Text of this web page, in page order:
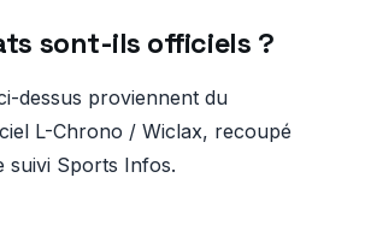
sont-ils officiels ?
dessus proviennent du
L-Chrono / Wiclax, recoupé
suivi Sports Infos.